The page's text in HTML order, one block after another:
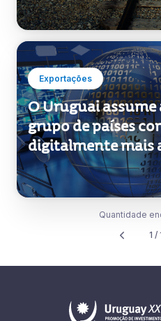
Exportações
O Uruguai assume
grupo de países
digitalmente mais
Quantidade
1 /